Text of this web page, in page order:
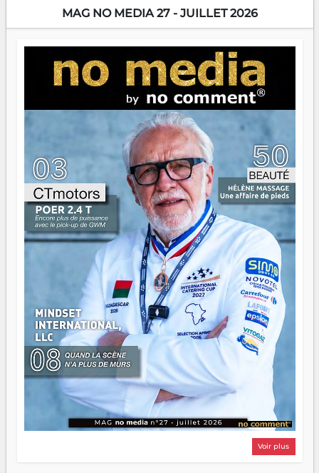
encore meilleures. Aina Rasamoelina vient de décrocher le
Prix RFI Instrumental Afrique. Miangaly Elia rafle le Prix
jeunes qui tiennent la torche. Alors oui, on pourrait
s'arrêter là, applaudir et rentrer chez soi satisfait. Mais ce
serait passer à côté d'une chose essentielle. La fougue, ça
brûle fort — et parfois, ça brûle vite. Une flamme sans
direction peut éclairer autant qu'elle peut consumer. C'est
là que les aînés entrent en scène — pas pour reprendre le
gouvernail, mais pour montrer où sont les récifs. Les jeunes
ont la force, les vieux ont l'expérience, comme on dit. Ce
n'est pas un combat de générations — c'est une question
d'équipage. Partagez vos réussites, mais aussi vos échecs.
Surtout vos échecs, d'ailleurs — ils enseignent mieux que
n'importe quel manuel. À Madagascar, la barque avance.
Il faut juste s'assurer que tout le monde rame dans le
même sens.
MAG NO MEDIA 27 - JUILLET 2026
Voir plus